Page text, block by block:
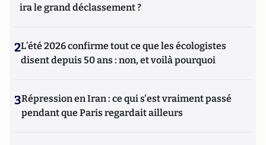
ira le grand déclassement ?
2L’été 2026 confirme tout ce que les écologistes
disent depuis 50 ans : non, et voilà pourquoi
3Répression en Iran : ce qui s'est vraiment passé
pendant que Paris regardait ailleurs